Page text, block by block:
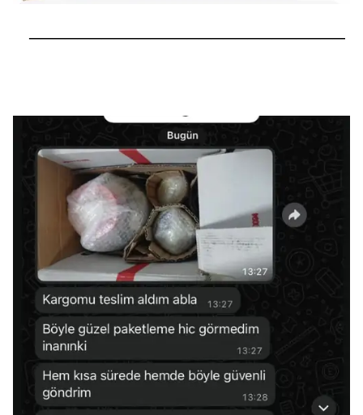
──────────────────────────